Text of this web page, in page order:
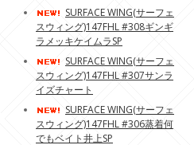
SURFACE WING(サーフェ
スウィング)147FHL #308ギンギ
ラメッキケイムラSP
SURFACE WING(サーフェ
スウィング)147FHL #307サンラ
イズチャート
SURFACE WING(サーフェ
スウィング)147FHL #306蒸着何
でもベイト井上SP